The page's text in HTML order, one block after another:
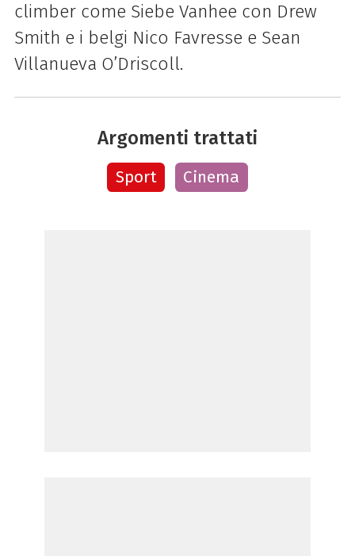
climber come Siebe Vanhee con Drew
Smith e i belgi Nico Favresse e Sean
Villanueva O’Driscoll.
Argomenti trattati
Sport Cinema